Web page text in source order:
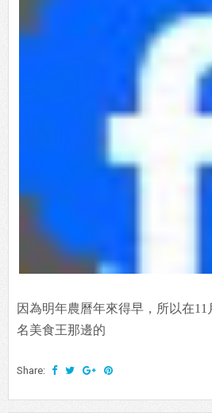
因為明年農曆年來得早，所以在
名美食王那邊的
Share: